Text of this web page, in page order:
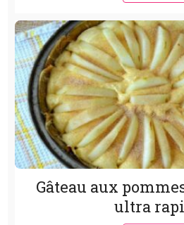
Gâteau aux
ultra